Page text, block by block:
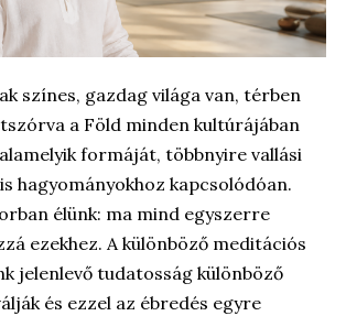
színes, gazdag világa van, térben
a Föld minden kultúrájában
formáját, többnyire vallási
hagyományokhoz kapcsolódóan.
élünk: ma mind egyszerre
ezekhez. A különböző meditációs
jelenlevő tudatosság különböző
és ezzel az ébredés egyre